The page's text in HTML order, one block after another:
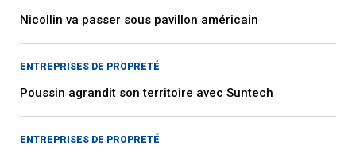
Nicollin va passer sous pavillon américain
ENTREPRISES DE PROPRETÉ
Poussin agrandit son territoire avec Suntech
ENTREPRISES DE PROPRETÉ